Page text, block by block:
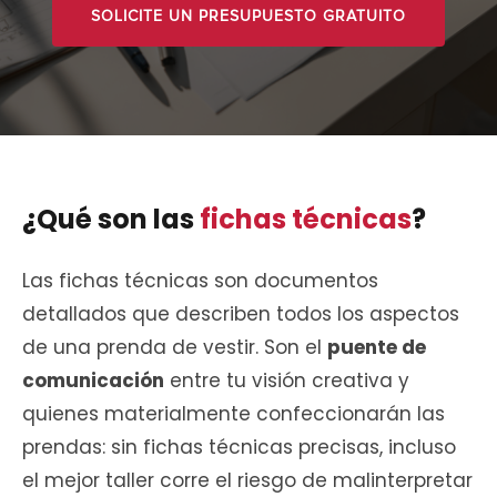
SOLICITE UN PRESUPUESTO GRATUITO
¿Qué son lasfichas técnicas?
Las fichas técnicas son documentos
detallados que describen todos los aspectos
de una prenda de vestir. Son el puente de
comunicación entre tu visión creativa y
quienes materialmente confeccionarán las
prendas: sin fichas técnicas precisas, incluso
el mejor taller corre el riesgo de malinterpretar